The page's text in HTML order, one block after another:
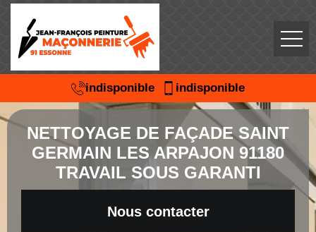
indisponible indisponible
NETTOYAGE DE FAÇADE SAINT
GERMAIN LES ARPAJON 91180
TRAVAIL SOUS GARANTI
Nous contacter